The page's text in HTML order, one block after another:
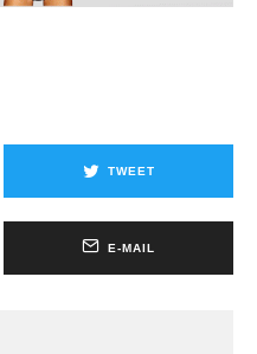
TWEET
E-MAIL